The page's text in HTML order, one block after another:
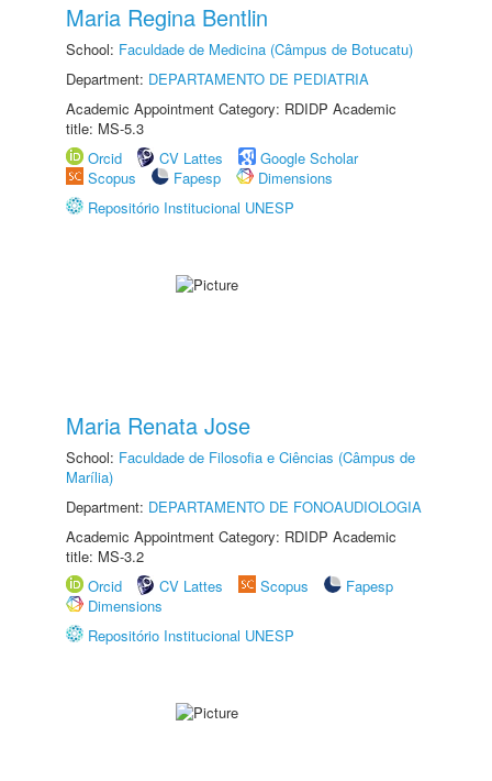
Maria Regina Bentlin
School: Faculdade de Medicina (Câmpus de Botucatu)
Department: DEPARTAMENTO DE PEDIATRIA
Academic Appointment Category: RDIDP Academic
title: MS-5.3
Orcid
CV Lattes
Google Scholar
Scopus
Fapesp
Dimensions
Repositório Institucional UNESP
Maria Renata Jose
School: Faculdade de Filosofia e Ciências (Câmpus de
Marília)
Department: DEPARTAMENTO DE FONOAUDIOLOGIA
Academic Appointment Category: RDIDP Academic
title: MS-3.2
Orcid
CV Lattes Scopus
Fapesp
Dimensions
Repositório Institucional UNESP